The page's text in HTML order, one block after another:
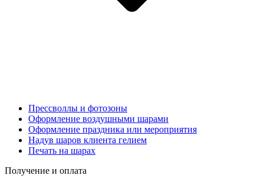
Прессволлы и фотозоны
Оформление воздушными шарами
Оформление праздника или мероприятия
Надув шаров клиента гелием
Печать на шарах
Получение и оплата